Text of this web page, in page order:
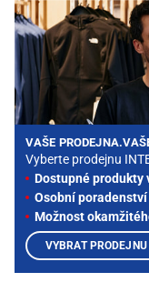
VAŠE
Vyberte prodejnu
Dostupné produkty
Osobní
Možnost